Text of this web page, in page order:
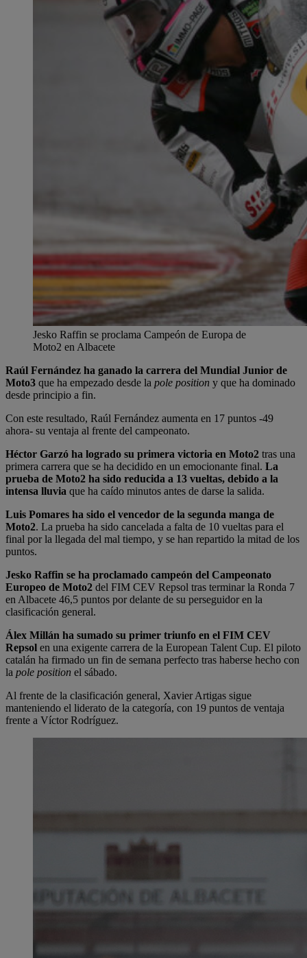
Jesko Raffin se proclama Campeón de Europa de
Moto2 en Albacete
Raúl Fernández ha ganado la carrera del Mundial Junior de
Moto3 que ha empezado desde la pole position y que ha dominado
desde principio a fin.
Con este resultado, Raúl Fernández aumenta en 17 puntos -49
ahora- su ventaja al frente del campeonato.
Héctor Garzó ha logrado su primera victoria en Moto2 tras una
primera carrera que se ha decidido en un emocionante final. La
prueba de Moto2 ha sido reducida a 13 vueltas, debido a la
intensa lluvia que ha caído minutos antes de darse la salida.
Luis Pomares ha sido el vencedor de la segunda manga de
Moto2. La prueba ha sido cancelada a falta de 10 vueltas para el
final por la llegada del mal tiempo, y se han repartido la mitad de los
puntos.
Jesko Raffin se ha proclamado campeón del Campeonato
Europeo de Moto2 del FIM CEV Repsol tras terminar la Ronda 7
en Albacete 46,5 puntos por delante de su perseguidor en la
clasificación general.
Álex Millán ha sumado su primer triunfo en el FIM CEV
Repsol en una exigente carrera de la European Talent Cup. El piloto
catalán ha firmado un fin de semana perfecto tras haberse hecho con
la pole position el sábado.
Al frente de la clasificación general, Xavier Artigas sigue
manteniendo el liderato de la categoría, con 19 puntos de ventaja
frente a Víctor Rodríguez.